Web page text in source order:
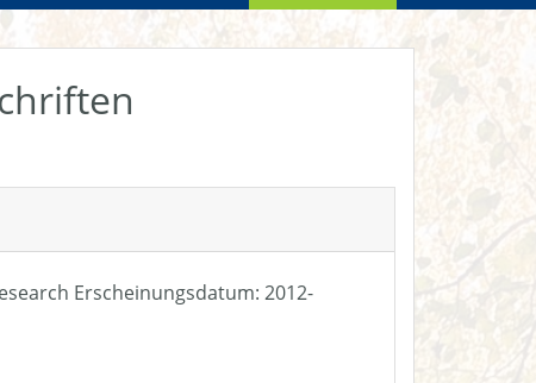
Erscheinungsdatum: 2012-